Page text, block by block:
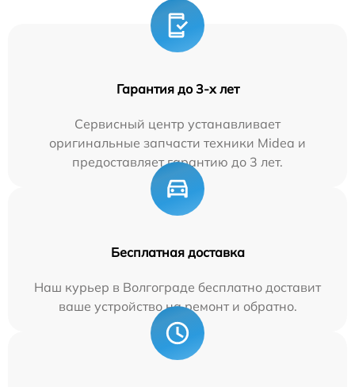
Гарантия до 3-х лет
Сервисный центр устанавливает
оригинальные запчасти техники Midea и
предоставляет гарантию до 3 лет.
Бесплатная доставка
Наш курьер в Волгограде бесплатно доставит
ваше устройство на ремонт и обратно.